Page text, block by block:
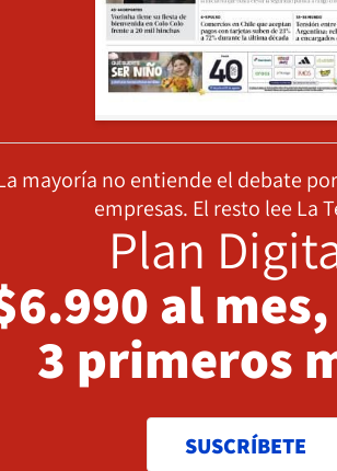
mayoría no entiende el debate
empresas. El resto lee La
Plan
al
3 primeros
SUSCRÍBETE